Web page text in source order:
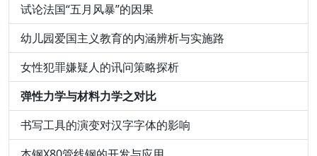
试论法国“五月风暴”的因果
幼儿园爱国主义教育的内涵辨析与实施路
女性犯罪嫌疑人的讯问策略探析
弹性力学与材料力学之对比
书写工具的演变对汉字字体的影响